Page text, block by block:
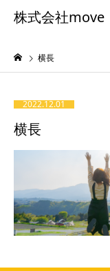
株式会社move
横長
2022.12.01
横長